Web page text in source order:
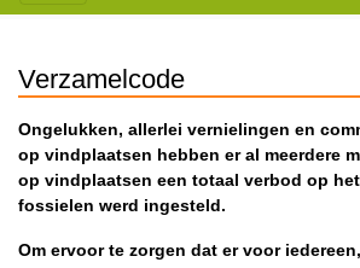
Verzamelcode
Ongelukken, allerlei vernielingen en
op vindplaatsen hebben er al meerdere
op vindplaatsen een totaal verbod op
fossielen werd ingesteld.
Om ervoor te zorgen dat er voor